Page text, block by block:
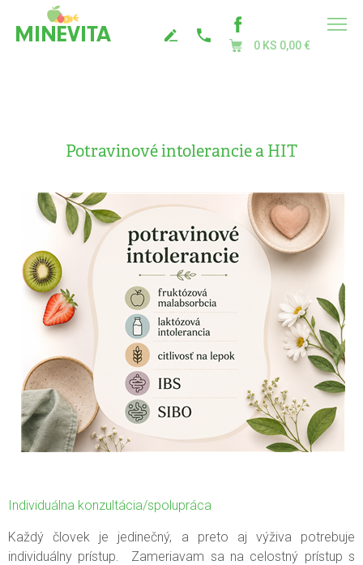
0 KS 0,00 €
Potravinové intolerancie a HIT
Individuálna konzultácia/spolupráca
Každý človek je jedinečný, a preto aj výživa potrebuje
individuálny prístup.
Zameriavam sa na celostný prístup s